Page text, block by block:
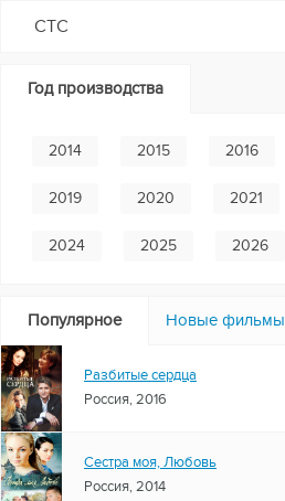
СТС
Год производства
2014 2015 2016
2019 2020 2021
2024 2025 2026
Популярное Новые фильмы
Разбитые сердца
Россия, 2016
Сестра моя, Любовь
Россия, 2014